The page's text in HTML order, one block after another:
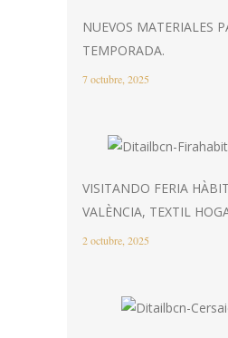
NUEVOS MATERIALES
TEMPORADA.
7 octubre, 2025
VISITANDO FERIA
VALÈNCIA, TEXTIL
2 octubre, 2025